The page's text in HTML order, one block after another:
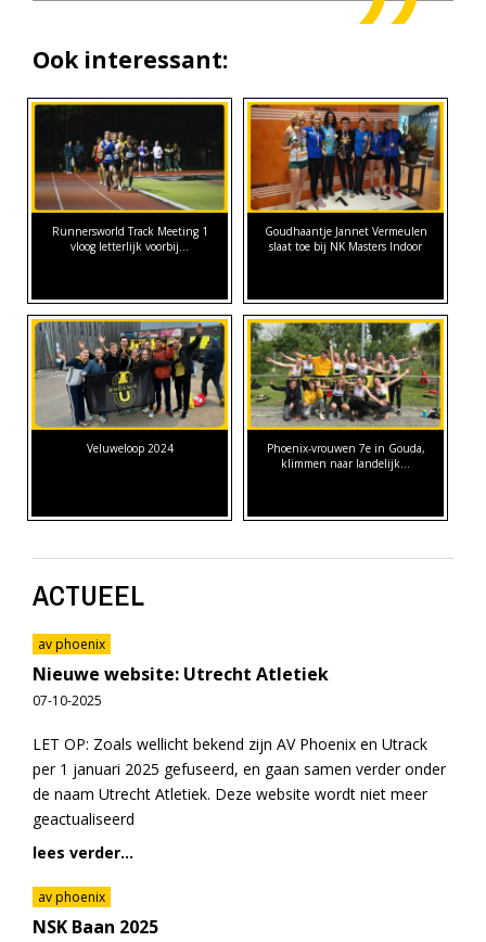
Ook interessant:
Runnersworld Track Meeting 1
vloog letterlijk voorbij...
Goudhaantje Jannet Vermeulen
slaat toe bij NK Masters Indoor
Veluweloop 2024
Phoenix-vrouwen 7e in Gouda,
klimmen naar landelijk…
ACTUEEL
av phoenix
Nieuwe website: Utrecht Atletiek
07-10-2025
LET OP: Zoals wellicht bekend zijn AV Phoenix en Utrack
per 1 januari 2025 gefuseerd, en gaan samen verder onder
de naam Utrecht Atletiek. Deze website wordt niet meer
geactualiseerd
lees verder...
av phoenix
NSK Baan 2025